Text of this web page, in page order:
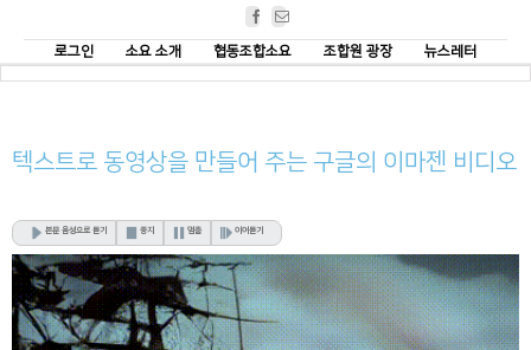
Facebook
로그인
소요 소개 협동조합소요 조합원 광장 뉴스레터
텍스트로 동영상을 만들어 주는 구글의 이마젠 비디오
본문 음성으로 듣기 중지 멈춤 이어듣기